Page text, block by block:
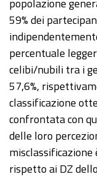
59% dei
percentuale
celibi/nubili tra i
57,6%,
classificazione
confrontata con
delle loro
rispetto ai DZ